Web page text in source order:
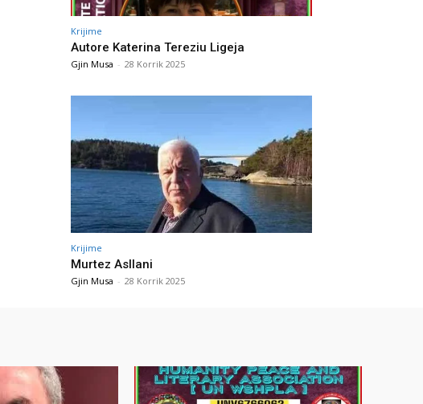
Krijime
Autore Katerina Tereziu Ligeja
Gjin Musa - 28 Korrik 2025
Krijime
Murtez Asllani
Gjin Musa - 28 Korrik 2025